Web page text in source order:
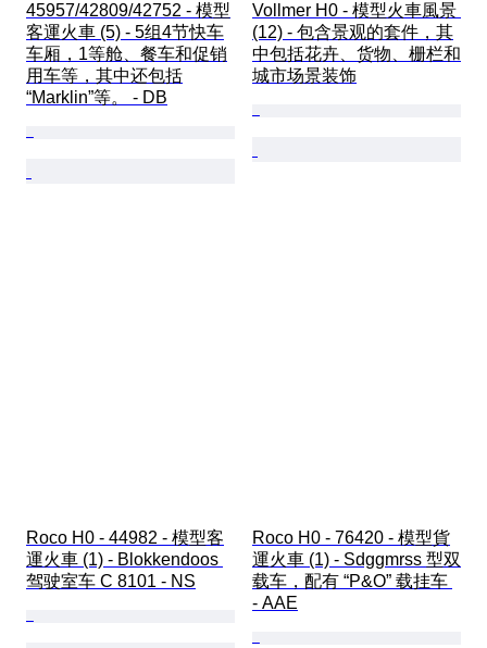
45957/42809/42752 - 模型
客運火車 (5) - 5组4节快车
车厢，1等舱、餐车和促销
用车等，其中还包括
“Marklin”等。 - DB
Vollmer H0 - 模型火車風景
(12) - 包含景观的套件，其
中包括花卉、货物、栅栏和
城市场景装饰
Roco H0 - 44982 - 模型客
運火車 (1) - Blokkendoos
驾驶室车 C 8101 - NS
Roco H0 - 76420 - 模型貨
運火車 (1) - Sdggmrss 型双
载车，配有 “P&O” 载挂车
- AAE